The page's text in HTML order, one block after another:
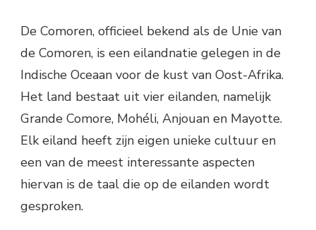
De Comoren, officieel bekend als de Unie van
de Comoren, is een eilandnatie gelegen in de
Indische Oceaan voor de kust van Oost-Afrika.
Het land bestaat uit vier eilanden, namelijk
Grande Comore, Mohéli, Anjouan en Mayotte.
Elk eiland heeft zijn eigen unieke cultuur en
een van de meest interessante aspecten
hiervan is de taal die op de eilanden wordt
gesproken.